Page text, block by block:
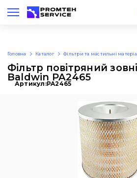
Укр
Головна Каталог Фільтри та мастильні
Фільтр повітряний
Baldwin PA2465
Артикул:PA2465